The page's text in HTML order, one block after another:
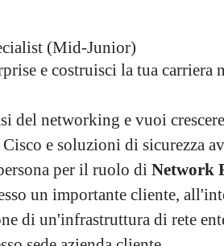
(Mid-Junior)
e costruisci la tua
del networking e vuoi
e soluzioni di sicurezza
per il ruolo di Network
un importante cliente,
di un'infrastruttura di rete